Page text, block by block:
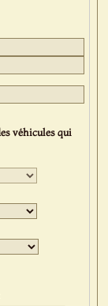
véhicules qui